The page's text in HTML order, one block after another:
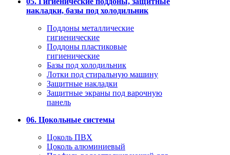
накладки, базы под холодильник
Поддоны металлические
гигиенические
Поддоны пластиковые
гигиенические
Базы под холодильник
Лотки под стиральную машину
Защитные накладки
Защитные экраны под варочную
панель
06. Цокольные системы
Цоколь ПВХ
Цоколь алюминиевый